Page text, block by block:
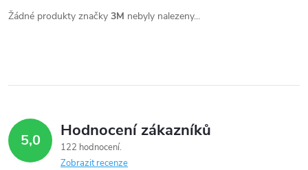
Žádné produkty značky 3M nebyly nalezeny...
5,0 Hodnocení zákazníků
122 hodnocení
Zobrazit recenze